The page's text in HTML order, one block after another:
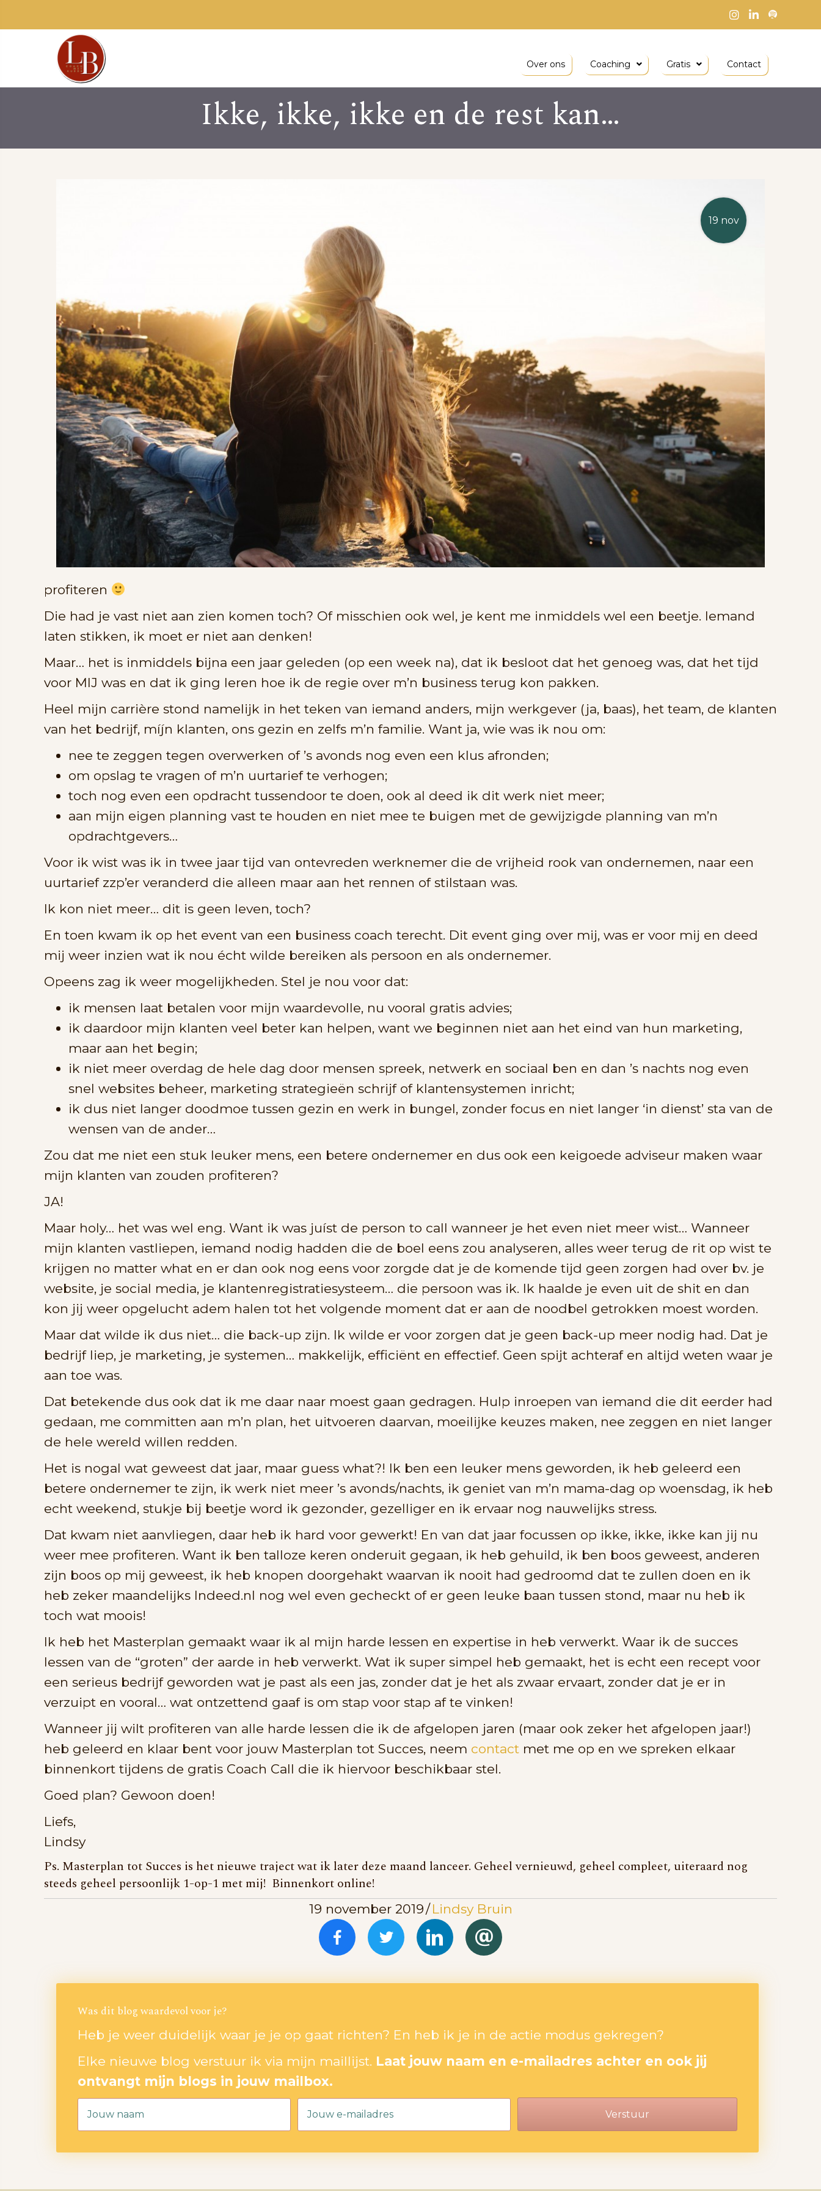
Over ons Coaching Gratis Contact
Ikke, ikke, ikke en de rest kan…
19 nov
profiteren
Die had je vast niet aan zien komen toch? Of misschien ook wel, je kent me inmiddels wel een beetje. Iemand
laten stikken, ik moet er niet aan denken!
Maar… het is inmiddels bijna een jaar geleden (op een week na), dat ik besloot dat het genoeg was, dat het tijd
voor MIJ was en dat ik ging leren hoe ik de regie over m’n business terug kon pakken.
Heel mijn carrière stond namelijk in het teken van iemand anders, mijn werkgever (ja, baas), het team, de klanten
van het bedrijf, míjn klanten, ons gezin en zelfs m’n familie. Want ja, wie was ik nou om:
nee te zeggen tegen overwerken of ’s avonds nog even een klus afronden;
om opslag te vragen of m’n uurtarief te verhogen;
toch nog even een opdracht tussendoor te doen, ook al deed ik dit werk niet meer;
aan mijn eigen planning vast te houden en niet mee te buigen met de gewijzigde planning van m’n
opdrachtgevers…
Voor ik wist was ik in twee jaar tijd van ontevreden werknemer die de vrijheid rook van ondernemen, naar een
uurtarief zzp’er veranderd die alleen maar aan het rennen of stilstaan was.
Ik kon niet meer… dit is geen leven, toch?
En toen kwam ik op het event van een business coach terecht. Dit event ging over mij, was er voor mij en deed
mij weer inzien wat ik nou écht wilde bereiken als persoon en als ondernemer.
Opeens zag ik weer mogelijkheden. Stel je nou voor dat:
ik mensen laat betalen voor mijn waardevolle, nu vooral gratis advies;
ik daardoor mijn klanten veel beter kan helpen, want we beginnen niet aan het eind van hun marketing,
maar aan het begin;
ik niet meer overdag de hele dag door mensen spreek, netwerk en sociaal ben en dan ’s nachts nog even
snel websites beheer, marketing strategieën schrijf of klantensystemen inricht;
ik dus niet langer doodmoe tussen gezin en werk in bungel, zonder focus en niet langer ‘in dienst’ sta van de
wensen van de ander…
Zou dat me niet een stuk leuker mens, een betere ondernemer en dus ook een keigoede adviseur maken waar
mijn klanten van zouden profiteren?
JA!
Maar holy… het was wel eng. Want ik was juíst de person to call wanneer je het even niet meer wist… Wanneer
mijn klanten vastliepen, iemand nodig hadden die de boel eens zou analyseren, alles weer terug de rit op wist te
krijgen no matter what en er dan ook nog eens voor zorgde dat je de komende tijd geen zorgen had over bv. je
website, je social media, je klantenregistratiesysteem… die persoon was ik. Ik haalde je even uit de shit en dan
kon jij weer opgelucht adem halen tot het volgende moment dat er aan de noodbel getrokken moest worden.
Maar dat wilde ik dus niet… die back-up zijn. Ik wilde er voor zorgen dat je geen back-up meer nodig had. Dat je
bedrijf liep, je marketing, je systemen… makkelijk, efficiënt en effectief. Geen spijt achteraf en altijd weten waar je
aan toe was.
Dat betekende dus ook dat ik me daar naar moest gaan gedragen. Hulp inroepen van iemand die dit eerder had
gedaan, me committen aan m’n plan, het uitvoeren daarvan, moeilijke keuzes maken, nee zeggen en niet langer
de hele wereld willen redden.
Het is nogal wat geweest dat jaar, maar guess what?! Ik ben een leuker mens geworden, ik heb geleerd een
betere ondernemer te zijn, ik werk niet meer ’s avonds/nachts, ik geniet van m’n mama-dag op woensdag, ik heb
echt weekend, stukje bij beetje word ik gezonder, gezelliger en ik ervaar nog nauwelijks stress.
Dat kwam niet aanvliegen, daar heb ik hard voor gewerkt! En van dat jaar focussen op ikke, ikke, ikke kan jij nu
weer mee profiteren. Want ik ben talloze keren onderuit gegaan, ik heb gehuild, ik ben boos geweest, anderen
zijn boos op mij geweest, ik heb knopen doorgehakt waarvan ik nooit had gedroomd dat te zullen doen en ik
heb zeker maandelijks Indeed.nl nog wel even gecheckt of er geen leuke baan tussen stond, maar nu heb ik
toch wat moois!
Ik heb het Masterplan gemaakt waar ik al mijn harde lessen en expertise in heb verwerkt. Waar ik de succes
lessen van de “groten” der aarde in heb verwerkt. Wat ik super simpel heb gemaakt, het is echt een recept voor
een serieus bedrijf geworden wat je past als een jas, zonder dat je het als zwaar ervaart, zonder dat je er in
verzuipt en vooral… wat ontzettend gaaf is om stap voor stap af te vinken!
Wanneer jij wilt profiteren van alle harde lessen die ik de afgelopen jaren (maar ook zeker het afgelopen jaar!)
heb geleerd en klaar bent voor jouw Masterplan tot Succes, neem contact met me op en we spreken elkaar
binnenkort tijdens de gratis Coach Call die ik hiervoor beschikbaar stel.
Goed plan? Gewoon doen!
Liefs,
Lindsy
Ps. Masterplan tot Succes is het nieuwe traject wat ik later deze maand lanceer. Geheel vernieuwd, geheel compleet, uiteraard nog
steeds geheel persoonlijk 1-op-1 met mij! Binnenkort online!
19 november 2019/ Lindsy Bruin
Was dit blog waardevol voor je?
Heb je weer duidelijk waar je je op gaat richten? En heb ik je in de actie modus gekregen?
Elke nieuwe blog verstuur ik via mijn maillijst. Laat jouw naam en e-mailadres achter en ook jij
ontvangt mijn blogs in jouw mailbox.
Verstuur